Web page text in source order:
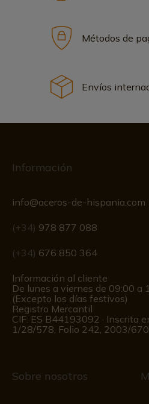
Métodos de
Envíos
Información
info@aceros-de-hispania.com
(+34) 978 877 088
(+34) 676 850 364
Información al cliente
De lunes a viernes de 09:00 a
(Excepto los días festivos)
Registro Mercantil
CIF: ES B44193092 · Inscrita
1/28/578, Folio 242, 2003/
Sobre nosotros